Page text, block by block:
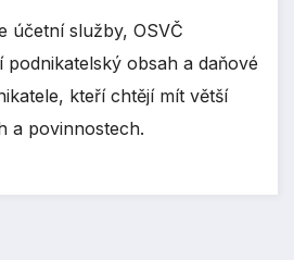
účetní služby, OSVČ
obsah a daňové
kteří chtějí mít větší
a povinnostech.